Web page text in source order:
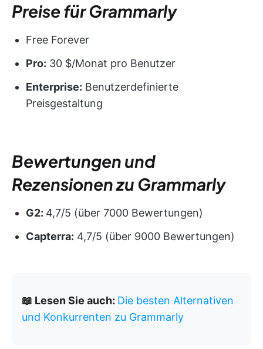
Preise für Grammarly
Free Forever
Pro: 30 $/Monat pro Benutzer
Enterprise: Benutzerdefinierte
Preisgestaltung
Bewertungen und
Rezensionen zu Grammarly
G2: 4,7/5 (über 7000 Bewertungen)
Capterra: 4,7/5 (über 9000 Bewertungen)
📖 Lesen Sie auch: Die besten Alternativen
und Konkurrenten zu Grammarly